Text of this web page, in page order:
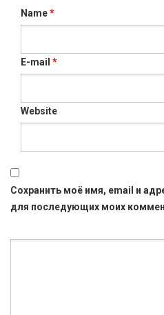
Name*
E-mail *
Website
Сохранить моё имя, email и
для последующих моих